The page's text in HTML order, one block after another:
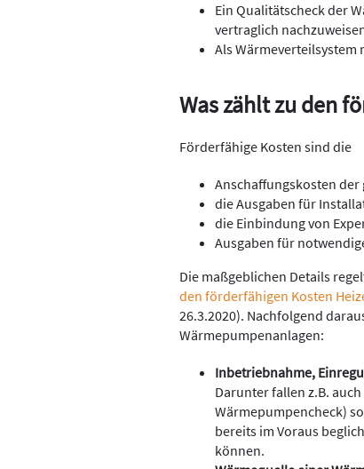
Ein Qualitätscheck der
vertraglich
Als Wärmeverteilsystem
Was zählt zu den
Förderfähige Kosten sind die
Anschaffungskosten
die Ausgaben für
die Einbindung von
Ausgaben für
Die maßgeblichen Details
den förderfähigen Kosten
26.3.2020). Nachfolgend
Wärmepumpenanlagen:
Inbetriebnahme,
Darunter fallen z.B.
Wärmepumpencheck)
bereits im Voraus
können.